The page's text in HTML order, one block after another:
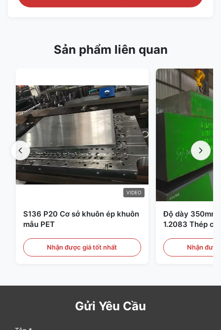
Sản phẩm liên quan
VIDEO
S136 P20 Cơ sở khuôn ép khuôn
mẫu PET
Nhận được giá tốt nhất
Độ dày 350mm
1.2083 Thép
Nhận
Gửi Yêu Cầu